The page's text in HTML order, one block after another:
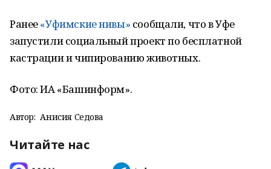
Ранее«Уфимские нивы» сообщали, что в Уфе
запустили социальный проект по бесплатной
кастрации и чипированию животных.
Фото: ИА «Башинформ».
Автор: Анисия Седова
Читайте нас